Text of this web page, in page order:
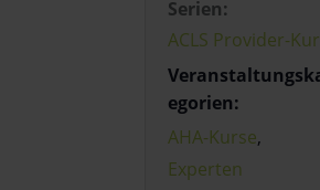
Serien:
ACLS Provider-
egorien:
AHA-Kurse,
Experten